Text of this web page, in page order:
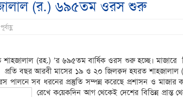
(র.) ৬৯৫তম ওরস শুরু
(রহ.) ’র ৬৯৫তম বার্ষিক ওরস শুরু হচ্ছে। মাজারে
বছর আরবী মাসের ১৯ ও ২০ জিলক্বদ হযরত শাহজালাল
পালনে সব ধরনের প্রস্তুতি সম্পন্ন করেছে প্রশাসন ও মাজার
রেখে কয়েকদিন আগ থেকেই দেশের বিভিন্ন প্রান্ত